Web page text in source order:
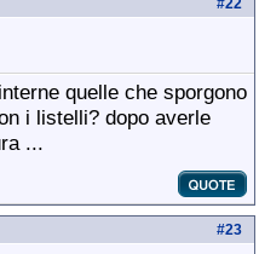
#22
quelle che sporgono
i listelli? dopo averle
...
#23